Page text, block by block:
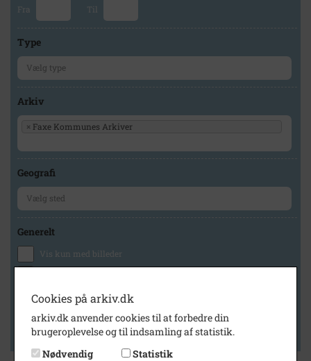
Fra Til
Type
Arkiv
× Faxe Kommunes Arkiver
Geografi
Generelt
Vis kun med billeder
Vis kun med lydklip
Vis kun med kilder
Vis kun med geo-tag
Cookies på arkiv.dk
arkiv.dk anvender cookies til at forbedre din
brugeroplevelse og til indsamling af statistik.
Nødvendig
Statistik